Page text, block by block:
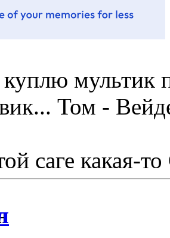
мультик
Том -
саге какая-